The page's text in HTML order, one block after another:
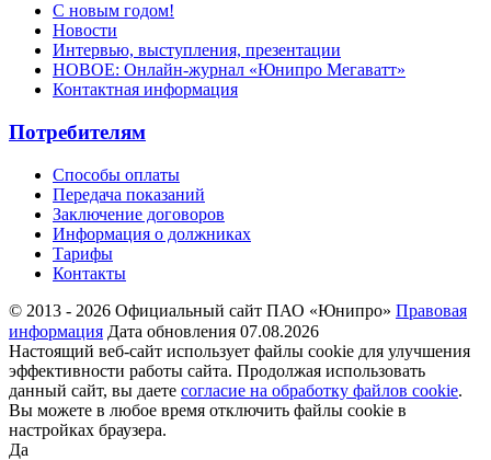
С новым годом!
Новости
Интервью, выступления, презентации
НОВОЕ: Онлайн-журнал «Юнипро Мегаватт»
Контактная информация
Потребителям
Способы оплаты
Передача показаний
Заключение договоров
Информация о должниках
Тарифы
Контакты
© 2013 - 2026 Официальный сайт ПАО «Юнипро» Правовая
информация Дата обновления 07.08.2026
Настоящий веб-сайт использует файлы cookie для улучшения
эффективности работы сайта. Продолжая использовать
данный сайт, вы даете согласие на обработку файлов cookie.
Вы можете в любое время отключить файлы cookie в
настройках браузера.
Да